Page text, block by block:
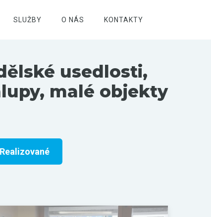
SLUŽBY O NÁS KONTAKTY
usedlosti,
malé objekty
Realizované